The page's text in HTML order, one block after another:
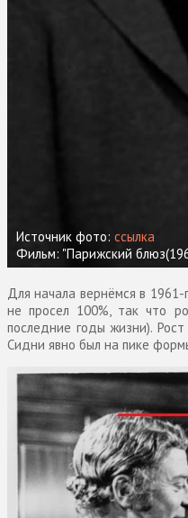
Источник фото: ссылка
Фильм: "Парижский
Для начала вернёмся в
не просел 100%, так что
последние годы жизни).
Сидни явно был на пике